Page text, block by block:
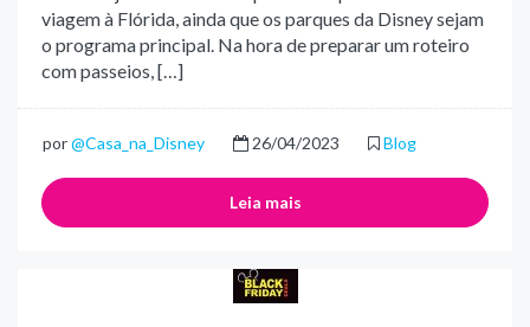
viagem à Flórida, ainda que os parques da Disney sejam
o programa principal. Na hora de preparar um roteiro
com passeios, […]
por@Casa_na_Disney 26/04/2023 Blog
Leia mais